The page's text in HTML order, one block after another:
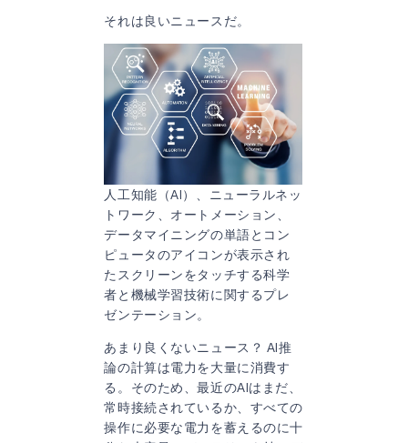
それは良いニュースだ。
人工知能（AI）、ニューラルネッ
トワーク、オートメーション、
データマイニングの単語とコン
ピュータのアイコンが表示され
たスクリーンをタッチする科学
者と機械学習技術に関するプレ
ゼンテーション。
あまり良くないニュース？ AI推
論の計算は電力を大量に消費す
る。そのため、最近のAIはまだ、
常時接続されているか、すべての
操作に必要な電力を蓄えるのに十